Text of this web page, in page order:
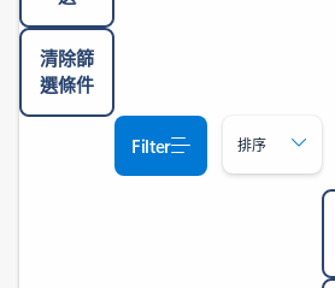
清除篩
選條件
Filter 排序